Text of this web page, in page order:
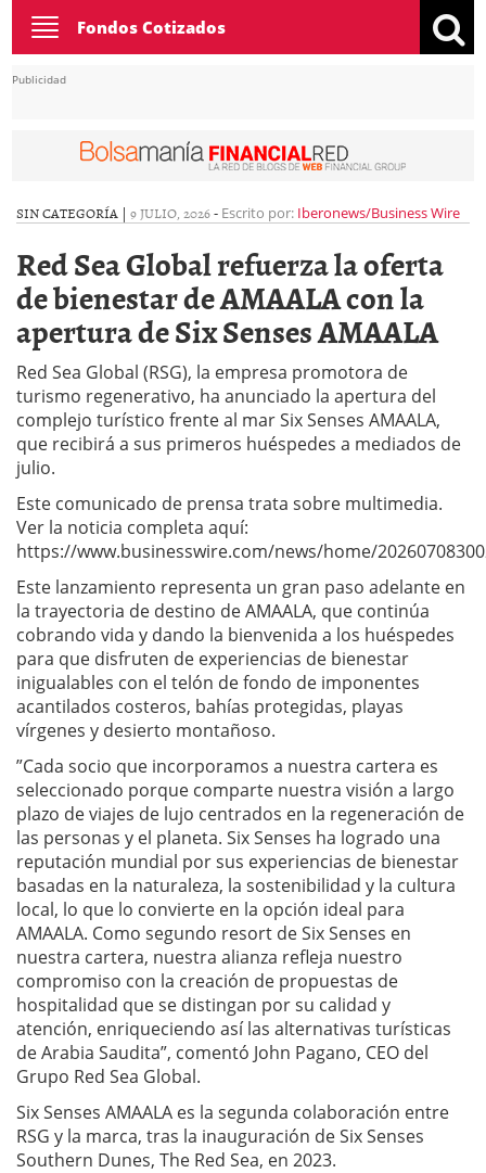
Toggle
navigation
Fondos Cotizados
Publicidad
SIN CATEGORÍA | 9 JULIO, 2026- Escrito por: Iberonews/Business Wire
Red Sea Global refuerza la oferta
de bienestar de AMAALA con la
apertura de Six Senses AMAALA
Red Sea Global (RSG), la empresa promotora de
turismo regenerativo, ha anunciado la apertura del
complejo turístico frente al mar Six Senses AMAALA,
que recibirá a sus primeros huéspedes a mediados de
julio.
Este comunicado de prensa trata sobre multimedia.
Ver la noticia completa aquí:
https://www.businesswire.com/news/home/
Este lanzamiento representa un gran paso adelante en
la trayectoria de destino de AMAALA, que continúa
cobrando vida y dando la bienvenida a los huéspedes
para que disfruten de experiencias de bienestar
inigualables con el telón de fondo de imponentes
acantilados costeros, bahías protegidas, playas
vírgenes y desierto montañoso.
”Cada socio que incorporamos a nuestra cartera es
seleccionado porque comparte nuestra visión a largo
plazo de viajes de lujo centrados en la regeneración de
las personas y el planeta. Six Senses ha logrado una
reputación mundial por sus experiencias de bienestar
basadas en la naturaleza, la sostenibilidad y la cultura
local, lo que lo convierte en la opción ideal para
AMAALA. Como segundo resort de Six Senses en
nuestra cartera, nuestra alianza refleja nuestro
compromiso con la creación de propuestas de
hospitalidad que se distingan por su calidad y
atención, enriqueciendo así las alternativas turísticas
de Arabia Saudita”, comentó John Pagano, CEO del
Grupo Red Sea Global.
Six Senses AMAALA es la segunda colaboración entre
RSG y la marca, tras la inauguración de Six Senses
Southern Dunes, The Red Sea, en 2023.